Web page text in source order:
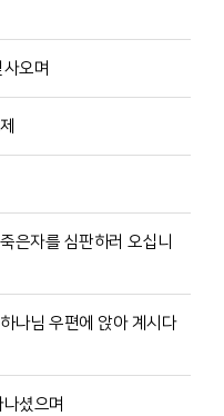
오며
은자를 심판하러 오십니
나님 우편에 앉아 계시다
셨으며